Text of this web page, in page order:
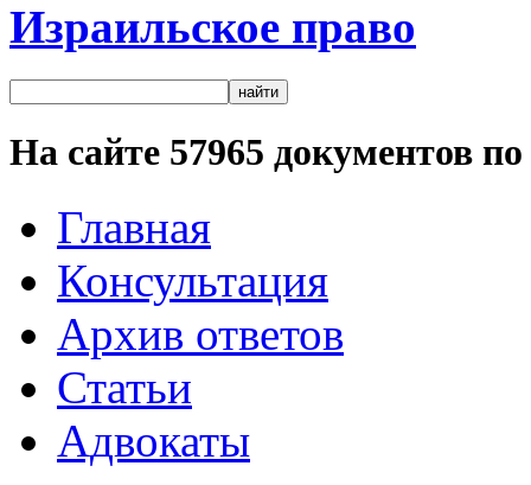
Израильское право
На сайте 57965 документов
Главная
Консультация
Архив ответов
Статьи
Адвокаты